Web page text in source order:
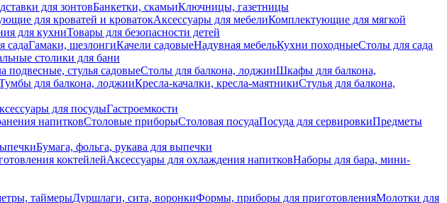
для зонтовБанкетки, скамьиКлючницы, газетницы
для кроватей и кроватокАксессуары для мебелиКомплектующие для мягкой
для кухниТовары для безопасности детей
садаГамаки, шезлонгиКачели садовыеНадувная мебельКухни походныеСтолы для сада
столики для бани
подвесные, стулья садовыеСтолы для балкона, лоджииШкафы для балкона,
для балкона, лоджииКресла-качалки, кресла-маятникиСтулья для балкона,
для посудыГастроемкости
напитковСтоловые приборыСтоловая посудаПосуда для сервировкиПредметы
Бумага, фольга, рукава для выпечки
коктейлейАксессуары для охлаждения напитковНаборы для бара, мини-
таймерыДуршлаги, сита, воронкиФормы, приборы для приготовленияМолотки для